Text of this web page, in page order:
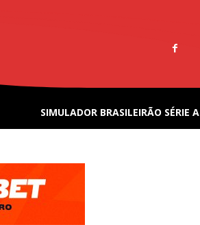
SIMULADOR BRASILEIRÃO SÉRIE A